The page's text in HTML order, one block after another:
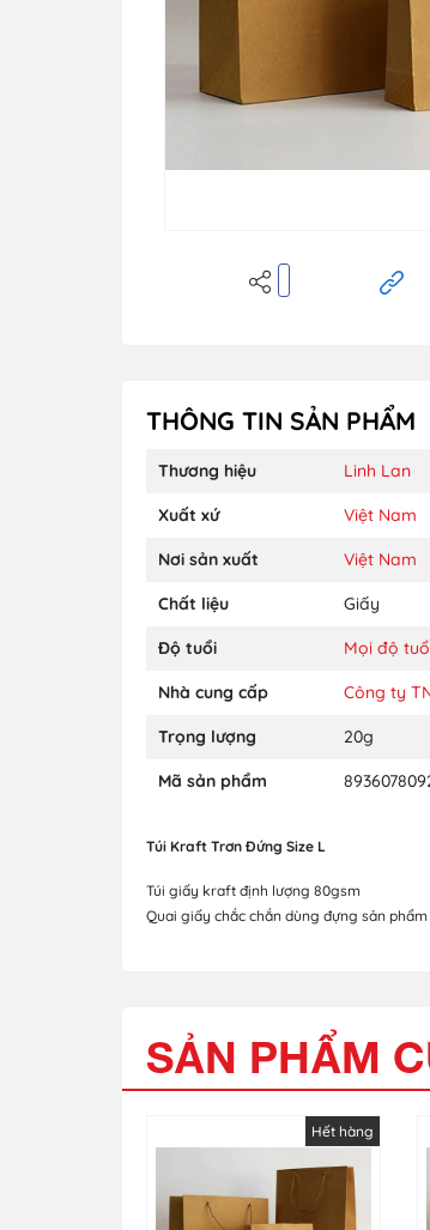
THÔNG TIN SẢN PHẨM
Thương hiệu Linh Lan
Xuất xứ Việt Nam
Nơi sản xuất Việt Nam
Chất liệu Giấy
Độ tuổi Mọi độ
Nhà cung cấp Công ty
Trọng lượng 20g
Mã sản phẩm
Túi Kraft Trơn Đứng Size L
Túi giấy kraft định lượng 80gsm
Quai giấy chắc chắn dùng đựng sản
SẢN PHẨM
Hết hàng